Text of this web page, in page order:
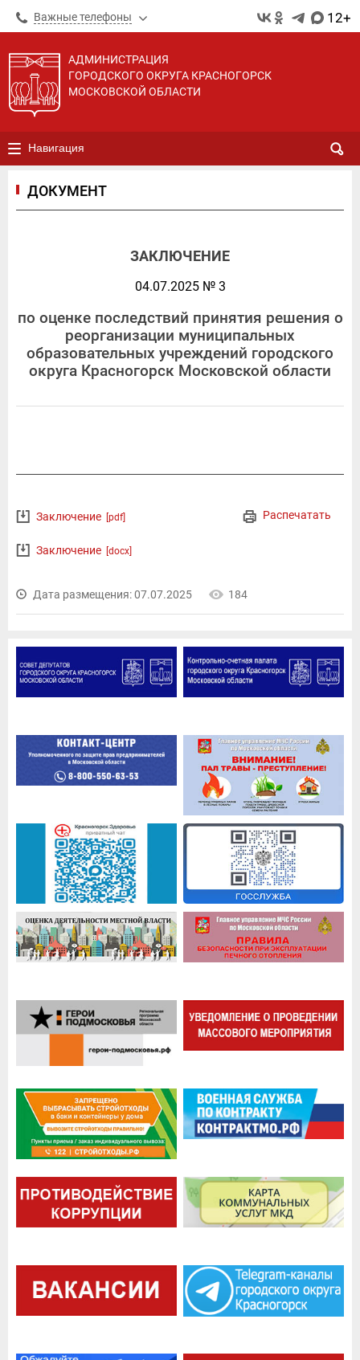
Важные телефоны 12+
АДМИНИСТРАЦИЯ
ГОРОДСКОГО ОКРУГА КРАСНОГОРСК
МОСКОВСКОЙ ОБЛАСТИ
Навигация
ДОКУМЕНТ
ЗАКЛЮЧЕНИЕ
04.07.2025 № 3
по оценке последствий принятия решения о
реорганизации муниципальных
образовательных учреждений городского
округа Красногорск Московской области
Распечатать
Заключение [pdf]
Заключение [docx]
Дата размещения: 07.07.2025 184